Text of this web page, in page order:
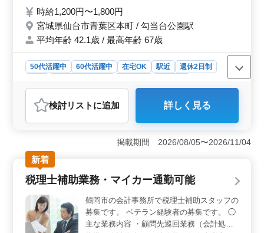
染症対策としてリモートワークが可能。 ＊
業務で外出の際に社有車の運転をして頂く場
合がございます。 ＊税理士試験挑戦し通学
中の方については勤務日、勤務時間などご相
談ください。
時給1,200円〜1,800円
宮城県仙台市青葉区本町 / 勾当台公園駅
平均年齢 42.1歳 / 最高年齢 67歳
50代活躍中 60代活躍中 在宅OK 駅近
週休2日制
会計事務所
おすすめポイント
＜リモートワーク可能で柔軟な働き方＞ リモートワー
クが可能なため、柔軟な働き方ができる点が魅力です。
感染症対策として在宅勤務が導入されており、外出が必
要な場合も社用車が提供されるため、安全かつ快適に業
務を進められます。週3～5日の勤務が可能で、試験に挑
戦中の方は勤務時間も相談できる点が、自己成長と仕事
の両立を実現しやすい環境です。 ＜経理事務の専門
スキルが活かせる＞ 本求人は、会計事務所でのベテラ
ン経験者を対象としており、日々の経理業務におけるス
キルを活かせます。損益計算書や貸借対照表の作成か
検討リスト に追加 詳しく見る
掲載期間 2026/08/05〜2026/11/04
新着
税理士補助業務・マイカー通勤可能
鶴岡市の会計事務所で税理士補助スタッフの
募集です。 ベテラン経験者の募集です。 ◯
主な業務内容 ・顧問先巡回業務（会計処理